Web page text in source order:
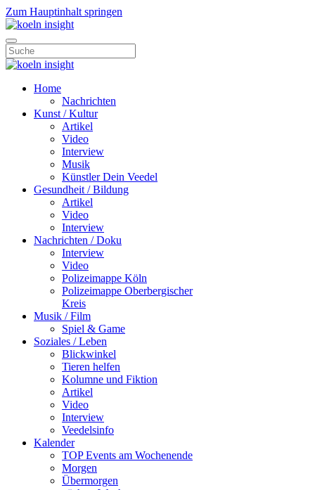
Zum Hauptinhalt springen
Home
Nachrichten
Kunst / Kultur
Artikel
Video
Interview
Musik
Künstler Dein Veedel
Gesundheit / Bildung
Artikel
Video
Interview
Nachrichten / Doku
Interview
Video
Polizeimappe Köln
Polizeimappe Oberbergischer
Kreis
Musik / Film
Spiel & Game
Soziales / Leben
Blickwinkel
Tieren helfen
Kolumne und Fiktion
Artikel
Video
Interview
Veedelsinfo
Kalender
TOP Events am Wochenende
Morgen
Übermorgen